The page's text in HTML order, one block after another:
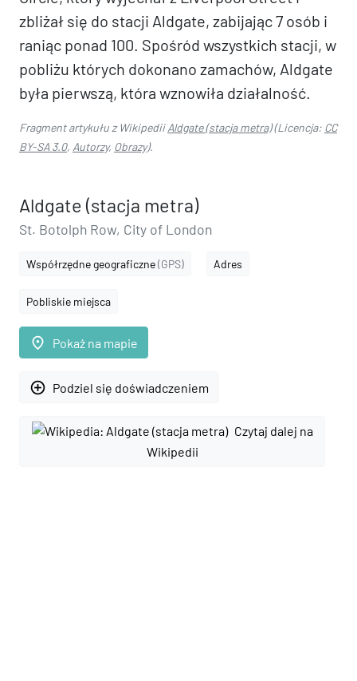
zbliżał się do stacji Aldgate, zabijając 7 osób i
raniąc ponad 100. Spośród wszystkich stacji, w
pobliżu których dokonano zamachów, Aldgate
była pierwszą, która wznowiła działalność.
Fragment artykułu z WikipediiAldgate (stacja metra)(Licencja: CC
BY-SA 3.0, Autorzy, Obrazy).
Aldgate (stacja metra)
St. Botolph Row, City of London
Współrzędne geograficzne(GPS) Adres
Pobliskie miejsca
place Pokaż na mapie
add_circle_outline Podziel się doświadczeniem
Czytaj dalej na
Wikipedii